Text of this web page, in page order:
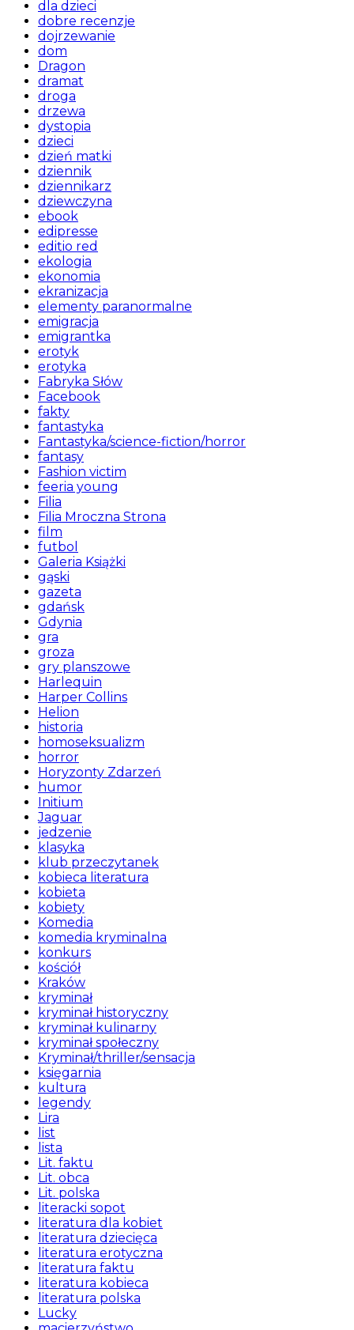
dla dzieci
dobre recenzje
dojrzewanie
dom
Dragon
dramat
droga
drzewa
dystopia
dzieci
dzień matki
dziennik
dziennikarz
dziewczyna
ebook
edipresse
editio red
ekologia
ekonomia
ekranizacja
elementy paranormalne
emigracja
emigrantka
erotyk
erotyka
Fabryka Słów
Facebook
fakty
fantastyka
Fantastyka/science-fiction/horror
fantasy
Fashion victim
feeria young
Filia
Filia Mroczna Strona
film
futbol
Galeria Książki
gąski
gazeta
gdańsk
Gdynia
gra
groza
gry planszowe
Harlequin
Harper Collins
Helion
historia
homoseksualizm
horror
Horyzonty Zdarzeń
humor
Initium
Jaguar
jedzenie
klasyka
klub przeczytanek
kobieca literatura
kobieta
kobiety
Komedia
komedia kryminalna
konkurs
kościół
Kraków
kryminał
kryminał historyczny
kryminał kulinarny
kryminał społeczny
Kryminał/thriller/sensacja
księgarnia
kultura
legendy
Lira
list
lista
Lit. faktu
Lit. obca
Lit. polska
literacki sopot
literatura dla kobiet
literatura dziecięca
literatura erotyczna
literatura faktu
literatura kobieca
literatura polska
Lucky